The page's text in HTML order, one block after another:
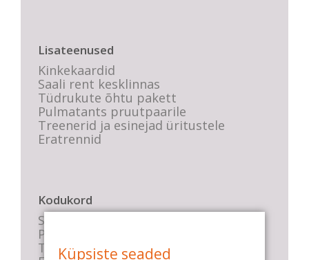
Lisateenused
Kinkekaardid
Saali rent kesklinnas
Tüdrukute õhtu pakett
Pulmatants pruutpaarile
Treenerid ja esinejad üritustele
Eratrennid
Kodukord
Stuudio sisekord
Privaatsustingimused
Tasemete kirjeldused
Küpsiste seaded